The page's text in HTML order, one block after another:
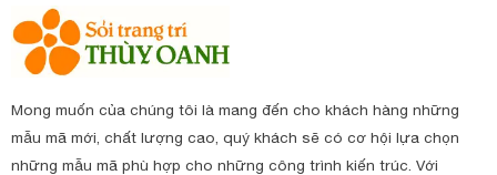
Mong muốn của chúng tôi là mang đến cho khách hàng những
mẫu mã mới, chất lượng cao, quý khách sẽ có cơ hội lựa chọn
những mẫu mã phù hợp cho những công trình kiến trúc. Với